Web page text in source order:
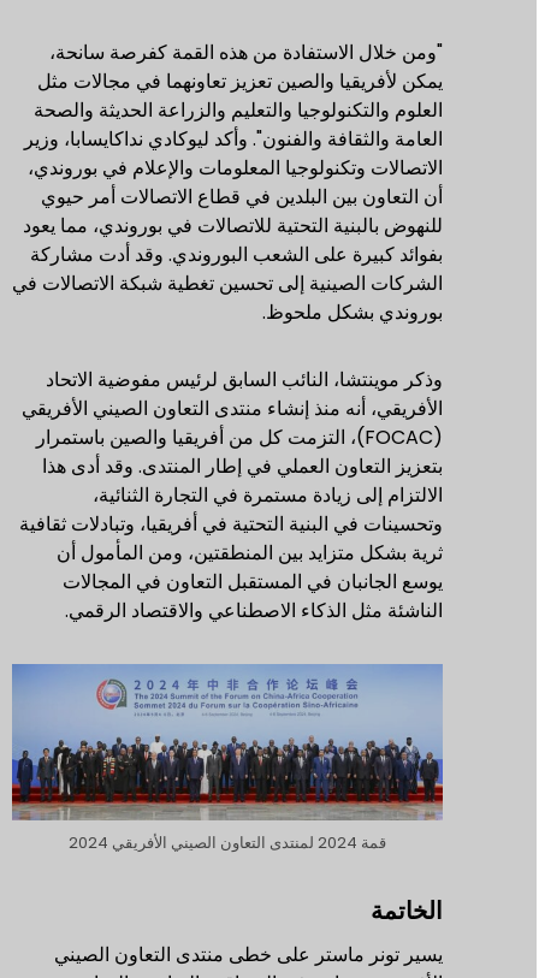
"ومن خلال الاستفادة من هذه القمة كفرصة سانحة،
يمكن لأفريقيا والصين تعزيز تعاونهما في مجالات مثل
العلوم والتكنولوجيا والتعليم والزراعة الحديثة والصحة
العامة والثقافة والفنون". وأكد ليوكادي نداكايسابا، وزير
الاتصالات وتكنولوجيا المعلومات والإعلام في بوروندي،
أن التعاون بين البلدين في قطاع الاتصالات أمر حيوي
للنهوض بالبنية التحتية للاتصالات في بوروندي، مما يعود
بفوائد كبيرة على الشعب البوروندي. وقد أدت مشاركة
الشركات الصينية إلى تحسين تغطية شبكة الاتصالات في
بوروندي بشكل ملحوظ.
وذكر موينتشا، النائب السابق لرئيس مفوضية الاتحاد
الأفريقي، أنه منذ إنشاء منتدى التعاون الصيني الأفريقي
(FOCAC)، التزمت كل من أفريقيا والصين باستمرار
بتعزيز التعاون العملي في إطار المنتدى. وقد أدى هذا
الالتزام إلى زيادة مستمرة في التجارة الثنائية،
وتحسينات في البنية التحتية في أفريقيا، وتبادلات ثقافية
ثرية بشكل متزايد بين المنطقتين، ومن المأمول أن
يوسع الجانبان في المستقبل التعاون في المجالات
الناشئة مثل الذكاء الاصطناعي والاقتصاد الرقمي.
قمة 2024 لمنتدى التعاون الصيني الأفريقي 2024
الخاتمة
يسير تونر ماستر على خطى منتدى التعاون الصيني